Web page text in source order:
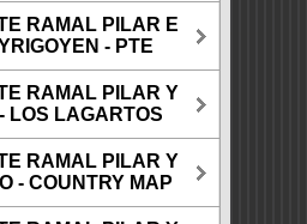
RAMAL PILAR E
- PTE
RAMAL PILAR Y
LOS LAGARTOS
RAMAL PILAR Y
- COUNTRY MAP